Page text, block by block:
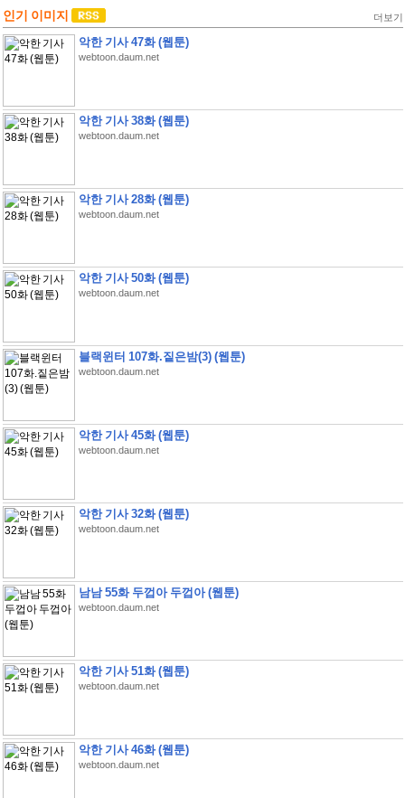
인기 이미지 더보기
악한 기사 47화 (웹툰)
webtoon.daum.net
악한 기사 38화 (웹툰)
webtoon.daum.net
악한 기사 28화 (웹툰)
webtoon.daum.net
악한 기사 50화 (웹툰)
webtoon.daum.net
블랙윈터 107화.짙은밤(3) (웹툰)
webtoon.daum.net
악한 기사 45화 (웹툰)
webtoon.daum.net
악한 기사 32화 (웹툰)
webtoon.daum.net
남남 55화 두껍아 두껍아 (웹툰)
webtoon.daum.net
악한 기사 51화 (웹툰)
webtoon.daum.net
악한 기사 46화 (웹툰)
webtoon.daum.net